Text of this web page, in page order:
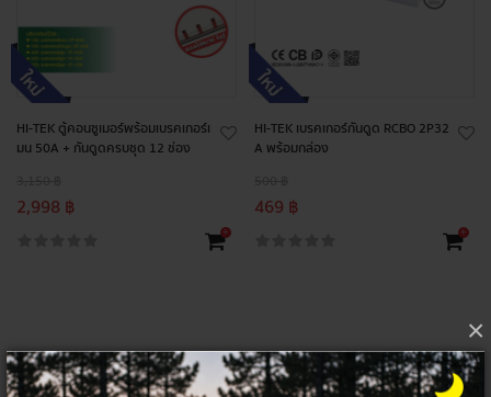
×
HI-TEK ตู้คอนซูเมอร์พร้อมเบรคเกอร์เ
มน 50A + กันดูดครบชุด 12 ช่อง
2,998 ฿
+
HI-TEK เบรคเกอร์กันดูด RCBO 2P32
A พร้อมกล่อง
469 ฿
+